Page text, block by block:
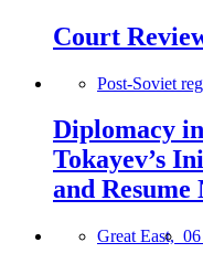
Court
Post-Soviet
Diplomacy
Tokayev’s
and Resume
Great East,